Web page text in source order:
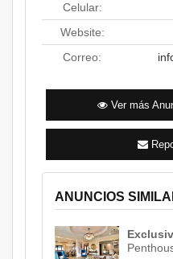
Celular:
Website:
Correo:
Ver más
ANUNCIOS